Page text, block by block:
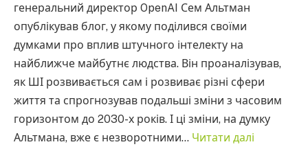
генеральний директор OpenAI Сем Альтман
опублікував блог, у якому поділився своїми
думками про вплив штучного інтелекту на
найближче майбутнє людства. Він проаналізував,
як ШІ розвивається сам і розвиває різні сфери
життя та спрогнозував подальші зміни з часовим
горизонтом до 2030-х років. І ці зміни, на думку
Альтмана, вже є незворотними… Читати далі